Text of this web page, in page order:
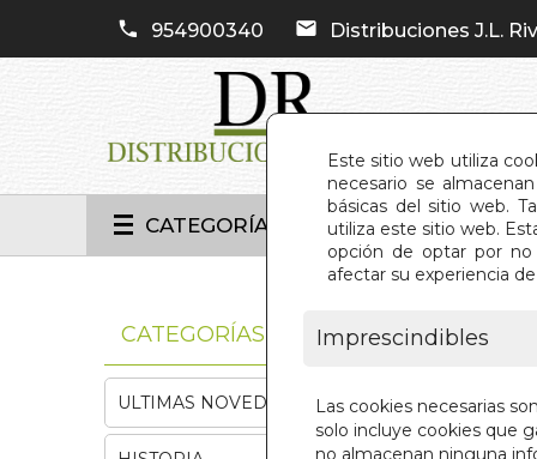
Este sitio web utiliza
necesario se
básicas del sitio web.
utiliza este sitio web.
opción de optar por no
afectar su experiencia
Imprescindibles
Las cookies necesarias
solo incluye cookies que
no almacenan ninguna
954900340 Distribuciones J.L.
CATEGORÍAS
CATEGORÍAS
ULTIMAS NOVEDADES